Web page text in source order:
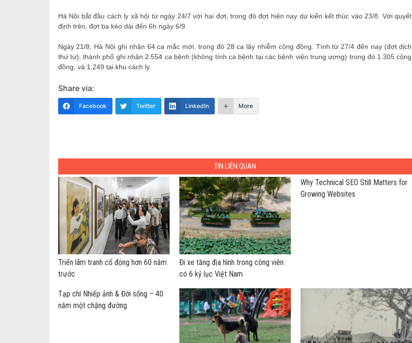
Hà Nội bắt đầu cách ly xã hội từ ngày 24/7 với hai đợt, trong đó đợt hiện nay dự kiến kết thúc vào 23/8. Với quyết
định trên, đợt ba kéo dài đến 6h ngày 6/9.
Ngày 21/8, Hà Nội ghi nhận 64 ca mắc mới, trong đó 28 ca lây nhiễm cộng đồng. Tính từ 27/4 đến nay (đợt dịch
thứ tư), thành phố ghi nhận 2.554 ca bệnh (không tính ca bệnh tại các bệnh viện trung ương) trong đó 1.305 cộng
đồng, và 1.249 tại khu cách ly.
Share via:
Facebook Twitter LinkedIn More
TIN LIÊN QUAN
Triển lãm tranh cổ động hơn 60 năm
trước
Đi xe tăng địa hình trong công viên
có 6 kỷ lục Việt Nam
Why Technical SEO Still Matters for
Growing Websites
Tạp chí Nhiếp ảnh & Đời sống – 40
năm một chặng đường